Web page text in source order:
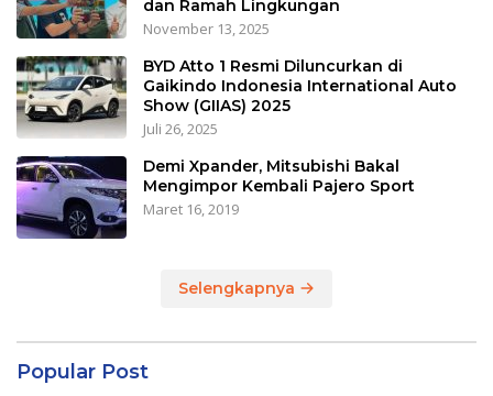
dan Ramah Lingkungan
November 13, 2025
BYD Atto 1 Resmi Diluncurkan di
Gaikindo Indonesia International Auto
Show (GIIAS) 2025
Juli 26, 2025
Demi Xpander, Mitsubishi Bakal
Mengimpor Kembali Pajero Sport
Maret 16, 2019
Selengkapnya
Popular Post